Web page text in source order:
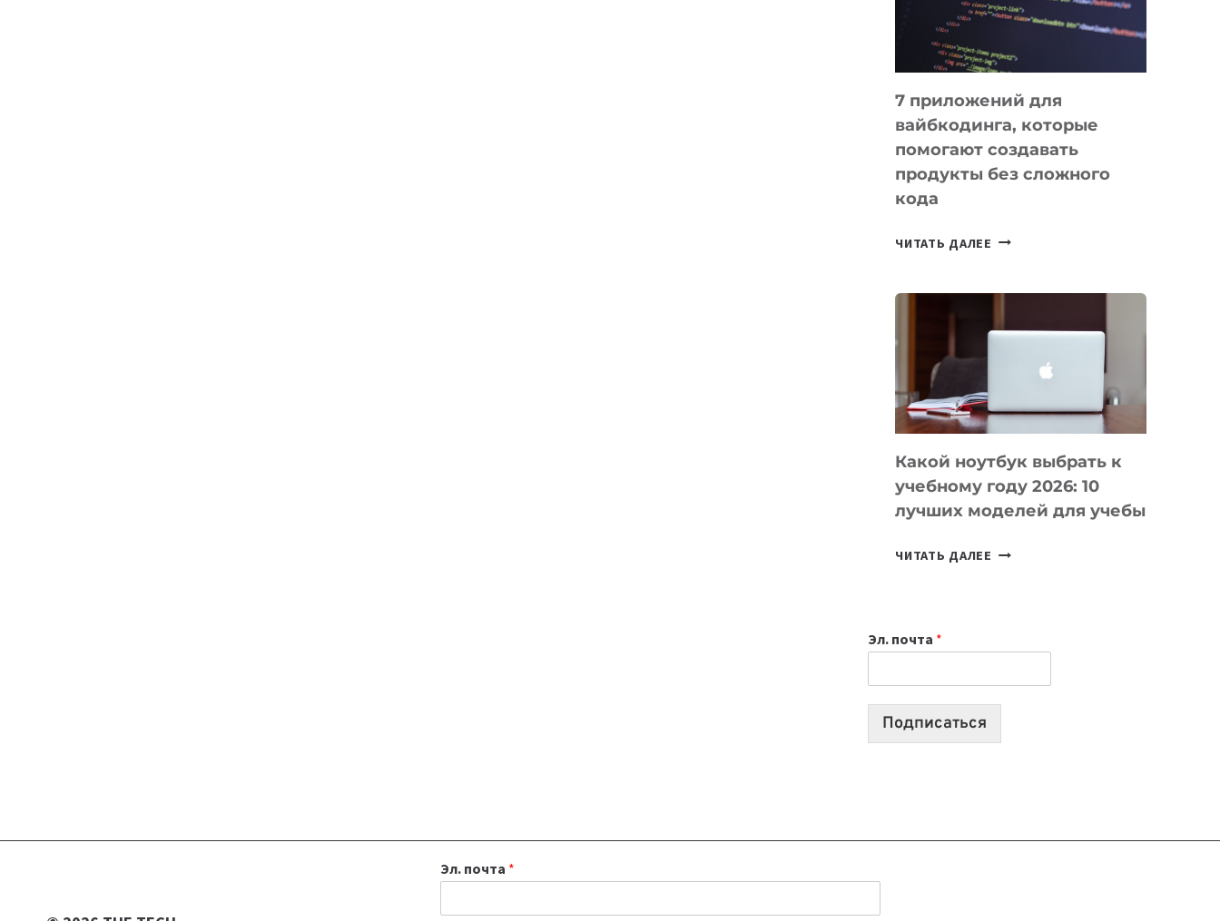
РАБОТЫ
7 приложений для
вайбкодинга, которые
помогают создавать
продукты без сложного
кода
ЧИТАТЬ ДАЛЕЕ
КОТОРЫЕ
СОЗДАВАТЬ
БЕЗ
КОДА
Какой ноутбук выбрать к
учебному году 2026: 10
лучших моделей для учебы
ЧИТАТЬ ДАЛЕЕ КАКОЙ
2026:
10
Эл. почта *
Подписаться
Эл. почта *